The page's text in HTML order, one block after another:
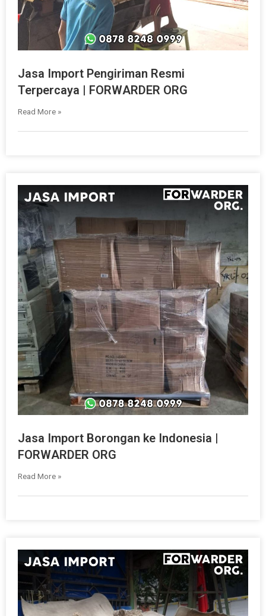
Jasa Import Pengiriman Resmi
Terpercaya | FORWARDER ORG
Read More »
Jasa Import Borongan ke Indonesia |
FORWARDER ORG
Read More »